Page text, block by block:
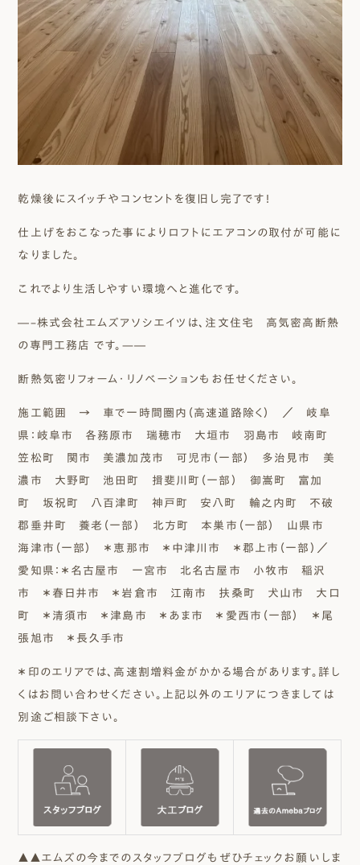
乾燥後にスイッチやコンセントを復旧し完了です！
仕上げをおこなった事によりロフトにエアコンの取付が可能に
なりました。
これでより生活しやすい環境へと進化です。
―–株式会社エムズアソシエイツは、注文住宅 高気密高断熱
の専門工務店 です。—―
断熱気密リフォーム・リノベーションもお任せください。
施工範囲 → 車で一時間圏内（高速道路除く）
／ 岐阜
県：岐阜市 各務原市 瑞穂市 大垣市 羽島市 岐南町
笠松町 関市 美濃加茂市 可児市（一部） 多治見市 美
濃市 大野町 池田町 揖斐川町（一部） 御嵩町 富加
町 坂祝町 八百津町 神戸町 安八町 輪之内町 不破
郡垂井町 養老（一部） 北方町 本巣市（一部） 山県市
海津市（一部） ＊恵那市 ＊中津川市 ＊郡上市（一部）／
愛知県：＊名古屋市 一宮市 北名古屋市 小牧市 稲沢
市 ＊春日井市 ＊岩倉市 江南市 扶桑町 犬山市 大口
町 ＊清須市 ＊津島市 ＊あま市 ＊愛西市（一部） ＊尾
張旭市 ＊長久手市
＊印のエリアでは、高速割増料金がかかる場合があります。詳し
くはお問い合わせください。上記以外のエリアにつきましては
別途ご相談下さい。
▲▲エムズの今までのスタッフブログもぜひチェックお願いしま